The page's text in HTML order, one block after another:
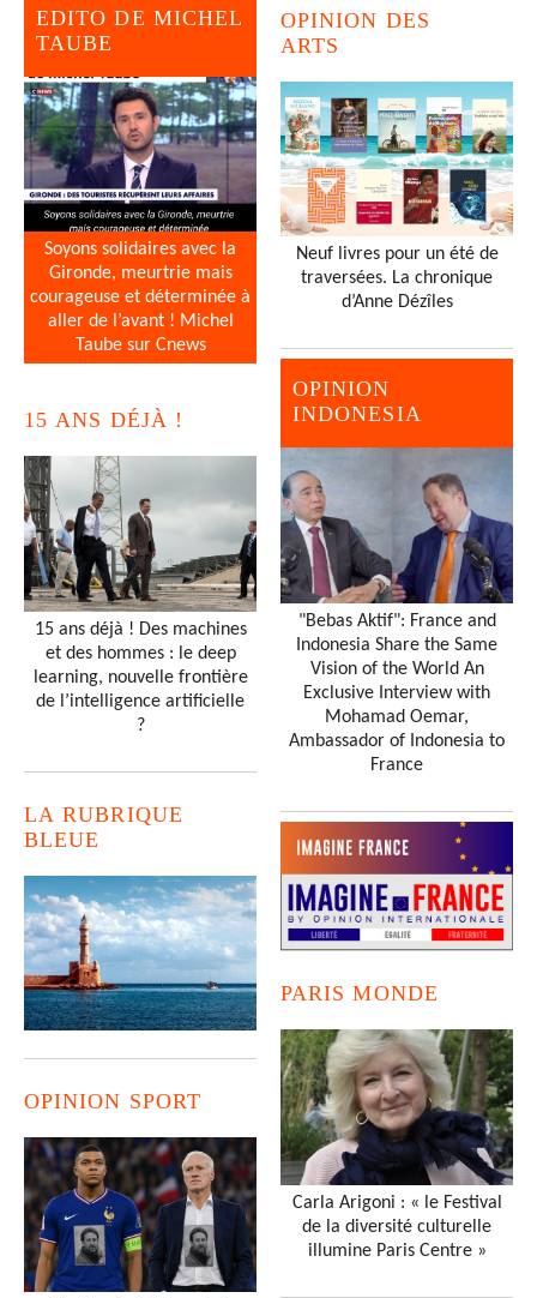
EDITO DE MICHEL
TAUBE
Soyons solidaires avec la
Gironde, meurtrie mais
courageuse et déterminée à
aller de l’avant ! Michel
Taube sur Cnews
15 ANS DÉJÀ !
15 ans déjà ! Des machines
et des hommes : le deep
learning, nouvelle frontière
de l’intelligence artificielle
?
LA RUBRIQUE
BLEUE
OPINION SPORT
OPINION DES
ARTS
Neuf livres pour un été de
traversées. La chronique
d’Anne Dézîles
OPINION
INDONESIA
"Bebas Aktif": France and
Indonesia Share the Same
Vision of the World An
Exclusive Interview with
Mohamad Oemar,
Ambassador of Indonesia to
France
PARIS MONDE
Carla Arigoni : « le Festival
de la diversité culturelle
illumine Paris Centre »